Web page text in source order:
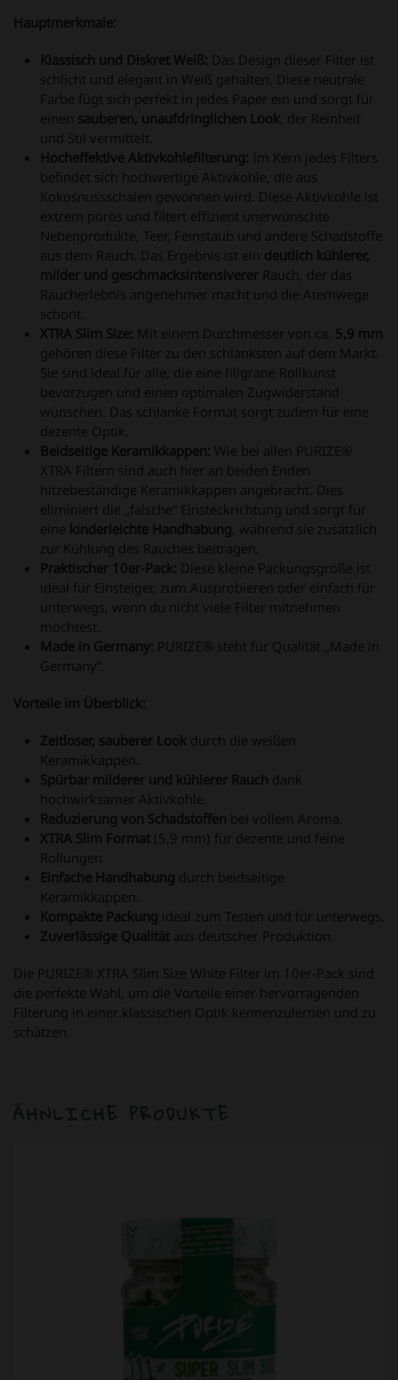
Hauptmerkmale:
Klassisch und Diskret Weiß: Das Design dieser Filter ist
schlicht und elegant in Weiß gehalten. Diese neutrale
Farbe fügt sich perfekt in jedes Paper ein und sorgt für
einen sauberen, unaufdringlichen Look , der Reinheit
und Stil vermittelt.
Hocheffektive Aktivkohlefilterung: Im Kern jedes Filters
befindet sich hochwertige Aktivkohle, die aus
Kokosnussschalen gewonnen wird. Diese Aktivkohle ist
extrem porös und filtert effizient unerwünschte
Nebenprodukte, Teer, Feinstaub und andere Schadstoffe
aus dem Rauch. Das Ergebnis ist ein deutlich kühlerer,
milder und geschmacksintensiverer Rauch, der das
Raucherlebnis angenehmer macht und die Atemwege
schont.
XTRA Slim Size: Mit einem Durchmesser von ca. 5,9 mm
gehören diese Filter zu den schlanksten auf dem Markt.
Sie sind ideal für alle, die eine filigrane Rollkunst
bevorzugen und einen optimalen Zugwiderstand
wünschen. Das schlanke Format sorgt zudem für eine
dezente Optik.
Beidseitige Keramikkappen: Wie bei allen PURIZE®
XTRA Filtern sind auch hier an beiden Enden
hitzebeständige Keramikkappen angebracht. Dies
eliminiert die „falsche“ Einsteckrichtung und sorgt für
eine kinderleichte Handhabung , während sie zusätzlich
zur Kühlung des Rauches beitragen.
Praktischer 10er-Pack: Diese kleine Packungsgröße ist
ideal für Einsteiger, zum Ausprobieren oder einfach für
unterwegs, wenn du nicht viele Filter mitnehmen
möchtest.
Made in Germany: PURIZE® steht für Qualität „Made in
Germany“.
Vorteile im Überblick:
Zeitloser, sauberer Look durch die weißen
Keramikkappen.
Spürbar milderer und kühlerer Rauch dank
hochwirksamer Aktivkohle.
Reduzierung von Schadstoffen bei vollem Aroma.
XTRA Slim Format (5,9 mm) für dezente und feine
Rollungen.
Einfache Handhabung durch beidseitige
Keramikkappen.
Kompakte Packung ideal zum Testen und für unterwegs.
Zuverlässige Qualität aus deutscher Produktion.
Die PURIZE® XTRA Slim Size White Filter im 10er-Pack sind
die perfekte Wahl, um die Vorteile einer hervorragenden
Filterung in einer klassischen Optik kennenzulernen und zu
schätzen.